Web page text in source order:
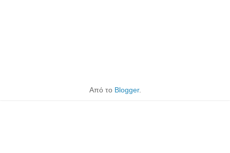
Από το Blogger.